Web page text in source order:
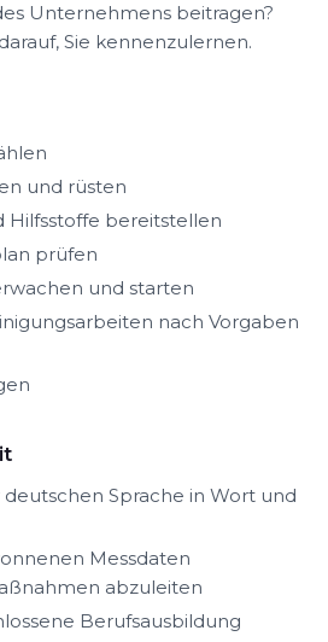
Unternehmens beitragen?
Sie kennenzulernen.
und rüsten
Hilfsstoffe bereitstellen
prüfen
und starten
nach Vorgaben
Sprache in Wort und
Messdaten
abzuleiten
Berufsausbildung